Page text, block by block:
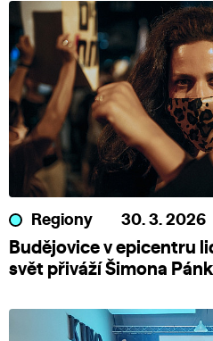
Regiony 30. 3. 2026
Budějovice v epicentru
svět přiváží Šimona